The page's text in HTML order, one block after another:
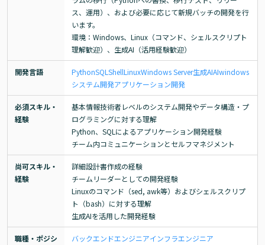
ス、運用）、および必要に応じて新規バッチの開発を行
います。
環境：Windows、Linux（コマンド、シェルスクリプト
理解歓迎）、生成AI（活用経験歓迎）
開発言語 PythonSQL ShellLinuxWindows Server生成AIAIwindows
システム開発アプリケーション開発
必須スキル・
経験
基本情報技術者レベルのシステム開発やデータ構造・プ
ログラミングに対する理解
Python、SQLによるアプリケーション開発経験
チーム内コミュニケーションとセルフマネジメント
尚可スキル・
経験
詳細設計書作成の経験
チームリーダーとしての開発経験
Linuxのコマンド（sed, awk等）およびシェルスクリプ
ト（bash）に対する理解
生成AIを活用した開発経験
職種・ポジシ
バックエンドエンジニアインフラエンジニア